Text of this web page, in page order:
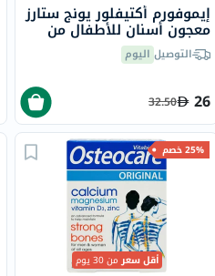
إيموفورم أكتيفلور يونج ستارز
معجون أسنان للأطفال من
عمر 6 سنوات فما فوق، 75
ملالتوصيل اليوم
26
32.50
25% خصم
أقل سعرمن 30 يوم